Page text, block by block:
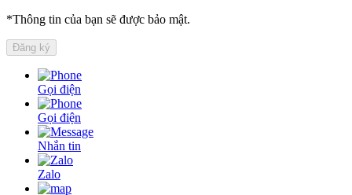
*Thông tin của bạn sẽ được bảo mật.
Gọi điện
Gọi điện
Nhắn tin
Zalo